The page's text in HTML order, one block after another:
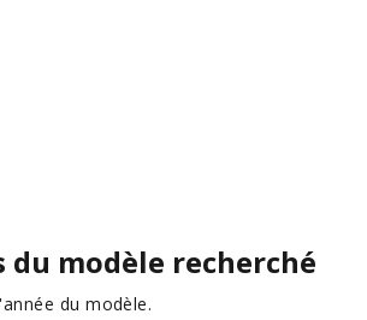
du modèle recherché
du modèle.